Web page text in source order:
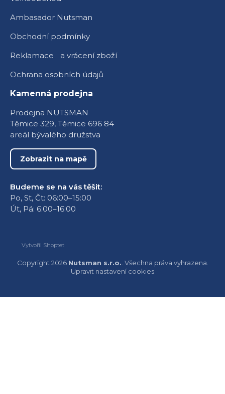
Ambasador Nutsman
Obchodní podmínky
Reklamace a vrácení zboží
Ochrana osobních údajů
Kamenná prodejna
Prodejna NUTSMAN
Těmice 329, Těmice 696 84
areál bývalého družstva
Zobrazit na mapě
Budeme se na vás těšit:
Po, St, Čt: 06:00–15:00
Út, Pá: 6:00–16:00
Vytvořil Shoptet
Copyright 2026 Nutsman s.r.o. . Všechna práva vyhrazena.
Upravit nastavení cookies